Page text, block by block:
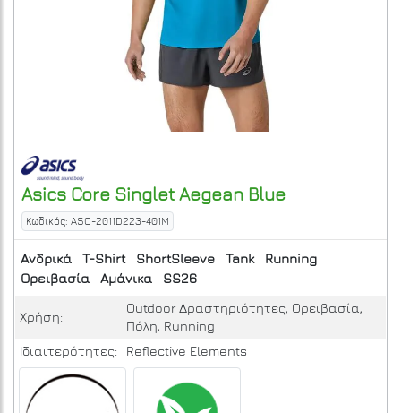
Asics Core Singlet Aegean Blue
Κωδικός: ASC-2011D223-401M
Ανδρικά T-Shirt ShortSleeve Tank
Running
Ορειβασία
Αμάνικα SS26
Χρήση:
Outdoor Δραστηριότητες, Ορειβασία,
Πόλη, Running
Ιδιαιτερότητες:
Reflective Elements